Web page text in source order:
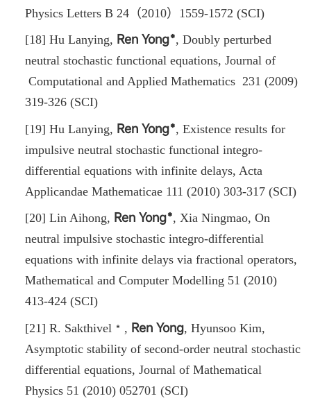
Physics Letters B 24（2010）1559-1572 (SCI)
[18] Hu Lanying, Ren Yong﹡, Doubly perturbed
neutral stochastic functional equations, Journal of
Computational and Applied Mathematics 231 (2009)
319-326 (SCI)
[19] Hu Lanying, Ren Yong﹡, Existence results for
impulsive neutral stochastic functional integro-
differential equations with infinite delays, Acta
Applicandae Mathematicae 111 (2010) 303-317 (SCI)
[20] Lin Aihong, Ren Yong﹡, Xia Ningmao, On
neutral impulsive stochastic integro-differential
equations with infinite delays via fractional operators,
Mathematical and Computer Modelling 51 (2010)
413-424 (SCI)
[21] R. Sakthivel﹡, Ren Yong, Hyunsoo Kim,
Asymptotic stability of second-order neutral stochastic
differential equations, Journal of Mathematical
Physics 51 (2010) 052701 (SCI)